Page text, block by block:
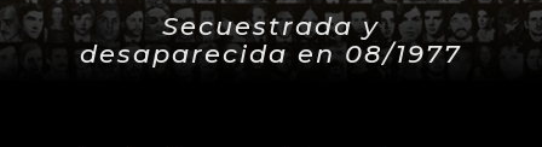
Secuestrada y
desaparecida en 08/1977